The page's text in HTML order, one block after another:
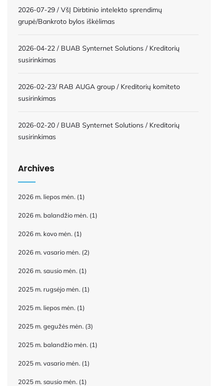
2026-07-29 / VšĮ Dirbtinio intelekto sprendimų
grupė/Bankroto bylos iškėlimas
2026-04-22 / BUAB Synternet Solutions / Kreditorių
susirinkimas
2026-02-23/ RAB AUGA group / Kreditorių komiteto
susirinkimas
2026-02-20 / BUAB Synternet Solutions / Kreditorių
susirinkimas
Archives
2026 m. liepos mėn. (1)
2026 m. balandžio mėn. (1)
2026 m. kovo mėn. (1)
2026 m. vasario mėn. (2)
2026 m. sausio mėn. (1)
2025 m. rugsėjo mėn. (1)
2025 m. liepos mėn. (1)
2025 m. gegužės mėn. (3)
2025 m. balandžio mėn. (1)
2025 m. vasario mėn. (1)
2025 m. sausio mėn. (1)